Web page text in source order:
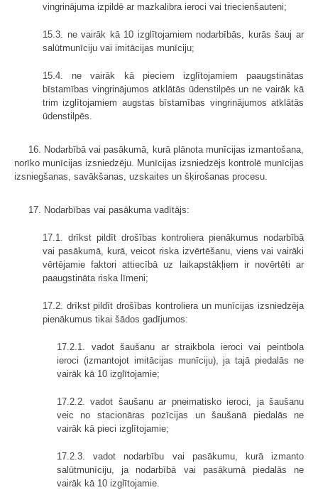
vingrinājuma izpildē ar mazkalibra ieroci vai triecienšauteni;
15.3. ne vairāk kā 10 izglītojamiem nodarbībās, kurās šauj ar
salūtmunīciju vai imitācijas munīciju;
15.4. ne vairāk kā pieciem izglītojamiem paaugstinātas
bīstamības vingrinājumos atklātās ūdenstilpēs un ne vairāk kā
trim izglītojamiem augstas bīstamības vingrinājumos atklātās
ūdenstilpēs.
16. Nodarbībā vai pasākumā, kurā plānota munīcijas izmantošana,
norīko munīcijas izsniedzēju. Munīcijas izsniedzējs kontrolē munīcijas
izsniegšanas, savākšanas, uzskaites un šķirošanas procesu.
17. Nodarbības vai pasākuma vadītājs:
17.1. drīkst pildīt drošības kontroliera pienākumus nodarbībā
vai pasākumā, kurā, veicot riska izvērtēšanu, viens vai vairāki
vērtējamie faktori attiecībā uz laikapstākļiem ir novērtēti ar
paaugstināta riska līmeni;
17.2. drīkst pildīt drošības kontroliera un munīcijas izsniedzēja
pienākumus tikai šādos gadījumos:
17.2.1. vadot šaušanu ar straikbola ieroci vai peintbola
ieroci (izmantojot imitācijas munīciju), ja tajā piedalās ne
vairāk kā 10 izglītojamie;
17.2.2. vadot šaušanu ar pneimatisko ieroci, ja šaušanu
veic no stacionāras pozīcijas un šaušanā piedalās ne
vairāk kā pieci izglītojamie;
17.2.3. vadot nodarbību vai pasākumu, kurā izmanto
salūtmunīciju, ja nodarbībā vai pasākumā piedalās ne
vairāk kā 10 izglītojamie.